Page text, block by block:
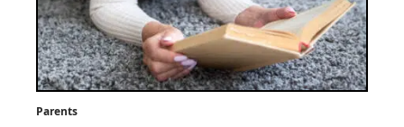
Parents